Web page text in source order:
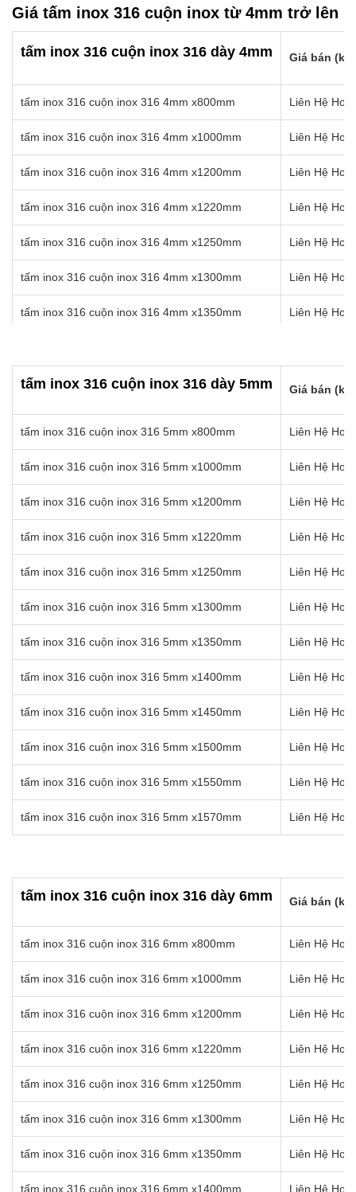
Giá tấm inox 316 cuộn inox từ 4mm trở lên
tấm inox 316 cuộn inox 316 dày 4mm Giá bán (kg)
tấm inox 316 cuộn inox 316 4mm x800mm Liên Hệ
tấm inox 316 cuộn inox 316 4mm x1000mm Liên Hệ
tấm inox 316 cuộn inox 316 4mm x1200mm Liên Hệ
tấm inox 316 cuộn inox 316 4mm x1220mm Liên Hệ
tấm inox 316 cuộn inox 316 4mm x1250mm Liên Hệ
tấm inox 316 cuộn inox 316 4mm x1300mm Liên Hệ
tấm inox 316 cuộn inox 316 4mm x1350mm Liên Hệ
tấm inox 316 cuộn inox 316 4mm x1450mm Liên Hệ
tấm inox 316 cuộn inox 316 4mm x1500mm Liên Hệ
tấm inox 316 cuộn inox 316 4mm x1550mm Liên Hệ
tấm inox 316 cuộn inox 316 4mm x1570mm Liên Hệ
tấm inox 316 cuộn inox 316 dày 5mm Giá bán (kg)
tấm inox 316 cuộn inox 316 5mm x800mm Liên Hệ
tấm inox 316 cuộn inox 316 5mm x1000mm Liên Hệ
tấm inox 316 cuộn inox 316 5mm x1200mm Liên Hệ
tấm inox 316 cuộn inox 316 5mm x1220mm Liên Hệ
tấm inox 316 cuộn inox 316 5mm x1250mm Liên Hệ
tấm inox 316 cuộn inox 316 5mm x1300mm Liên Hệ
tấm inox 316 cuộn inox 316 5mm x1350mm Liên Hệ
tấm inox 316 cuộn inox 316 5mm x1400mm Liên Hệ
tấm inox 316 cuộn inox 316 5mm x1450mm Liên Hệ
tấm inox 316 cuộn inox 316 5mm x1500mm Liên Hệ
tấm inox 316 cuộn inox 316 5mm x1550mm Liên Hệ
tấm inox 316 cuộn inox 316 5mm x1570mm Liên Hệ
tấm inox 316 cuộn inox 316 dày 6mm Giá bán (kg)
tấm inox 316 cuộn inox 316 6mm x800mm Liên Hệ
tấm inox 316 cuộn inox 316 6mm x1000mm Liên Hệ
tấm inox 316 cuộn inox 316 6mm x1200mm Liên Hệ
tấm inox 316 cuộn inox 316 6mm x1220mm Liên Hệ
tấm inox 316 cuộn inox 316 6mm x1250mm Liên Hệ
tấm inox 316 cuộn inox 316 6mm x1300mm Liên Hệ
tấm inox 316 cuộn inox 316 6mm x1350mm Liên Hệ
tấm inox 316 cuộn inox 316 6mm x1400mm Liên Hệ